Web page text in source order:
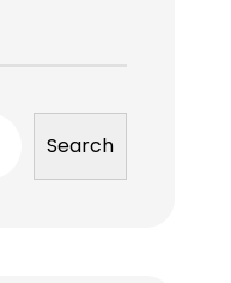
Search